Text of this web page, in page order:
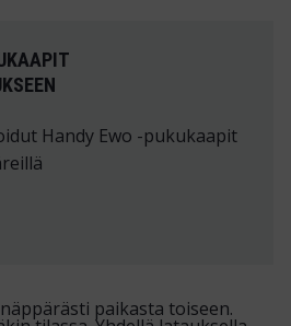
Handy Ewo -pukukaapit